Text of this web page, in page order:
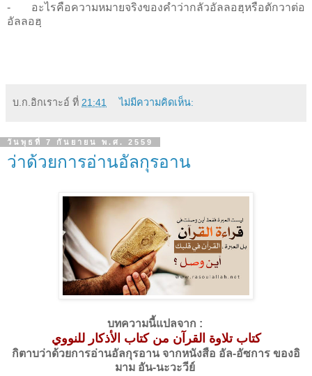
- อะไรคือความหมายจริงของคำว่ากลัวอัลลอฮฺหรือตักวาต่อ
อัลลอฮฺ
บ.ก.อิกเราะอ์ ที่ 21:41 ไม่มีความคิดเห็น:
วันพุธที่ 7 กันยายน พ.ศ. 2559
ว่าด้วยการอ่านอัลกุรอาน
บทความนี้แปลจาก :
كتاب تلاوة القرآن من كتاب الأذكار للنووي
กิตาบว่าด้วยการอ่านอัลกุรอาน จากหนังสือ อัล-อัซการ ของอิ
มาม อัน-นะวะวีย์